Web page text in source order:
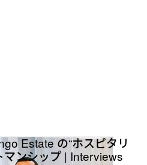
Estate の“ホスピタリ
マンシップ | Interviews